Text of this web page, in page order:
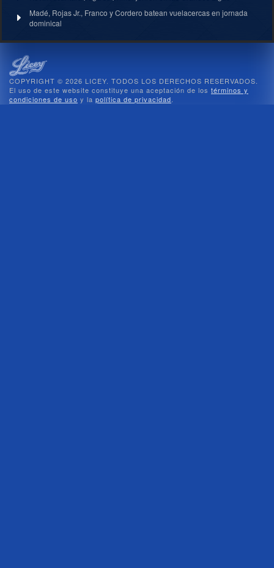
Madé, Rojas Jr., Franco y Cordero batean vuelacercas en jornada
dominical
COPYRIGHT © 2026 LICEY. TODOS LOS DERECHOS RESERVADOS.
El uso de este website constituye una aceptación de los términos y
condiciones de uso y la política de privacidad